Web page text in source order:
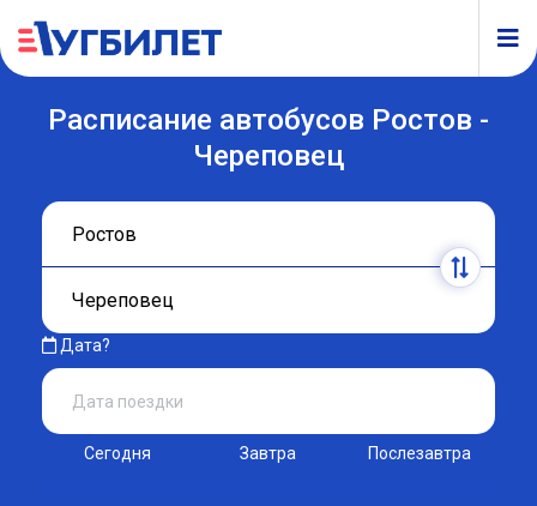
Расписание автобусов Ростов -
Череповец
Дата?
Сегодня Завтра Послезавтра